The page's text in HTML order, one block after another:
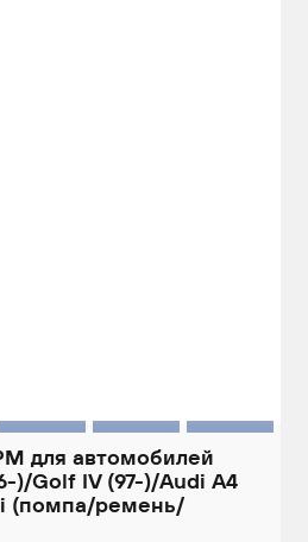
для автомобилей
)/Golf IV (97-)/Audi A4
(помпа/ремень/